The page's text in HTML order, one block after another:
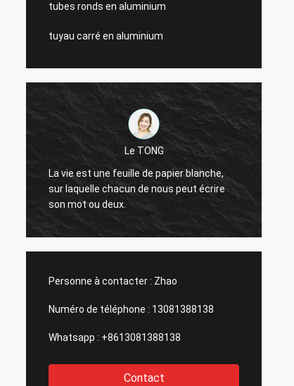
tubes ronds en aluminium
tuyau carré en aluminium
Je vous en prie.
De bons produits, un bon service, une
bonne plateforme d'approvisionnement
pour la production de bouteilles de lait de
différentes tailles, bouteilles de sauce
soja, bouteilles de vin jaune.
Personne à contacter : Zhao
Numéro de téléphone : 13081388138
Whatsapp : +8613081388138
Contact